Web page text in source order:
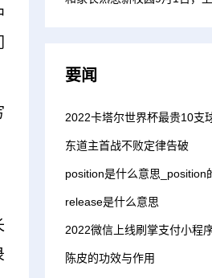
要闻
2022卡塔尔世界杯最贵10支
东道主首战不败定律告破
position是什么意思_position
release是什么意思
2022微信上线刷掌支付小程
陈皮的功效与作用